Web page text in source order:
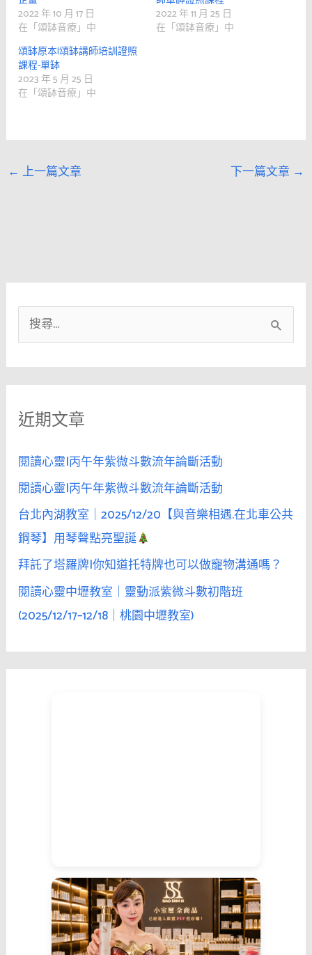
2022 年 10 月 17 日
在「頌缽音療」中
2022 年 11 月 25 日
在「頌缽音療」中
頌缽原本|頌缽講師培訓證照
課程-單缽
2023 年 5 月 25 日
在「頌缽音療」中
← 上一篇文章 下一篇文章 →
尋
關
字
近期文章
閱讀心靈|丙午年紫微斗數流年論斷活動
閱讀心靈|丙午年紫微斗數流年論斷活動
台北內湖教室｜2025/12/20【與音樂相遇.在北車公共
鋼琴】用琴聲點亮聖誕
拜託了塔羅牌|你知道托特牌也可以做寵物溝通嗎？
閱讀心靈中壢教室｜靈動派紫微斗數初階班
(2025/12/17–12/18｜桃園中壢教室)